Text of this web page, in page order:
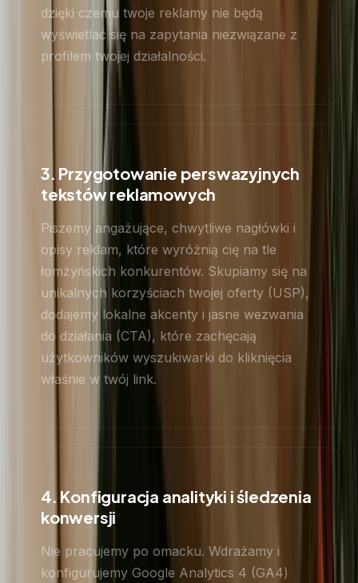
dzięki czemu twoje reklamy nie będą
wyświetlać się na zapytania niezwiązane z
profilem twojej działalności.
3. Przygotowanie perswazyjnych
tekstów reklamowych
Piszemy angażujące, chwytliwe nagłówki i
opisy reklam, które wyróżnią cię na tle
łomżyńskich konkurentów. Skupiamy się na
unikalnych korzyściach twojej oferty (USP),
dodajemy lokalne akcenty i jasne wezwania
do działania (CTA), które zachęcają
użytkowników wyszukiwarki do kliknięcia
właśnie w twój link.
4. Konfiguracja analityki i śledzenia
konwersji
Nie pracujemy po omacku. Wdrażamy i
konfigurujemy Google Analytics 4 (GA4)